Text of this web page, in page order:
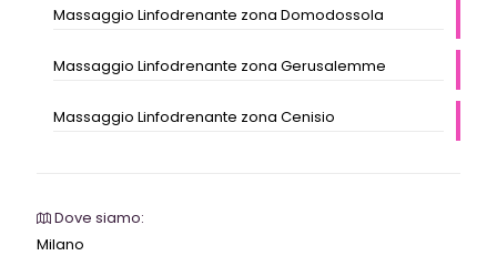
Massaggio Linfodrenante zona Domodossola
Massaggio Linfodrenante zona Gerusalemme
Massaggio Linfodrenante zona Cenisio
Dove siamo:
Milano